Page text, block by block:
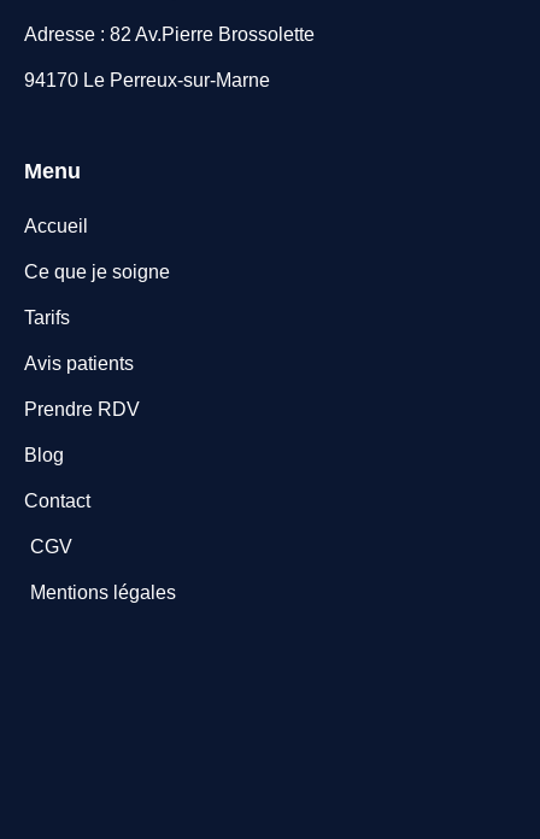
Adresse : 82 Av.Pierre Brossolette
94170 Le Perreux-sur-Marne
Menu
Accueil
Ce que je soigne
Tarifs
Avis patients
Prendre RDV
Blog
Contact
CGV
Mentions légales